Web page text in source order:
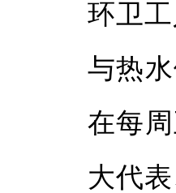
环卫
与热
在每
大代